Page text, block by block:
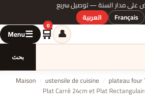
على مدار السنة — توصيل سريع
Français
العربية
بحث
👤
🛒
السلة
0
☰
Menu
Maison / ustensile de cuisine / plateau four
Plat Carré 24cm et Plat